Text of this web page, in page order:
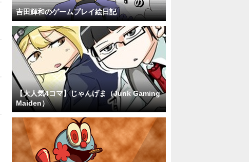
吉田輝和のゲームプレイ絵日記
【大人気4コマ】じゃんげま（Junk Gaming
Maiden）